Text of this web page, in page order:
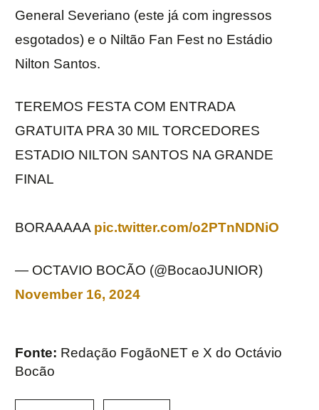
General Severiano (este já com ingressos
esgotados) e o Niltão Fan Fest no Estádio
Nilton Santos.
TEREMOS FESTA COM ENTRADA
GRATUITA PRA 30 MIL TORCEDORES
ESTADIO NILTON SANTOS NA GRANDE
FINAL
BORAAAAA pic.twitter.com/o2PTnNDNiO
— OCTAVIO BOCÃO (@BocaoJUNIOR)
November 16, 2024
Fonte: Redação FogãoNET e X do Octávio
Bocão